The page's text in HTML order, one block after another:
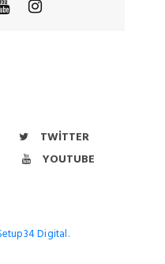
TWITTER
YOUTUBE
Digital.